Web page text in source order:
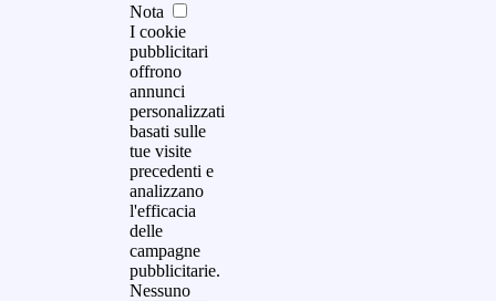
Nota
I cookie
pubblicitari
offrono
annunci
personalizzati
basati sulle
tue visite
precedenti e
analizzano
l'efficacia
delle
campagne
pubblicitarie.
Nessuno